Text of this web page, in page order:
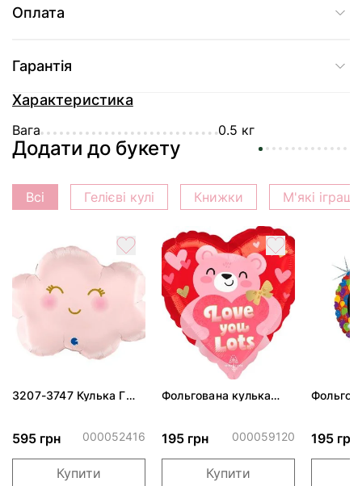
Оплата
Гарантія
Характеристика
Вага 0.5 кг
Додати до букету
Всі Гелієві кулі Книжки М'які
3207-3747 Кулька Г
595 грн 000052416
Купити
Фольгована кулька
195 грн 000059120
Купити
195 грн